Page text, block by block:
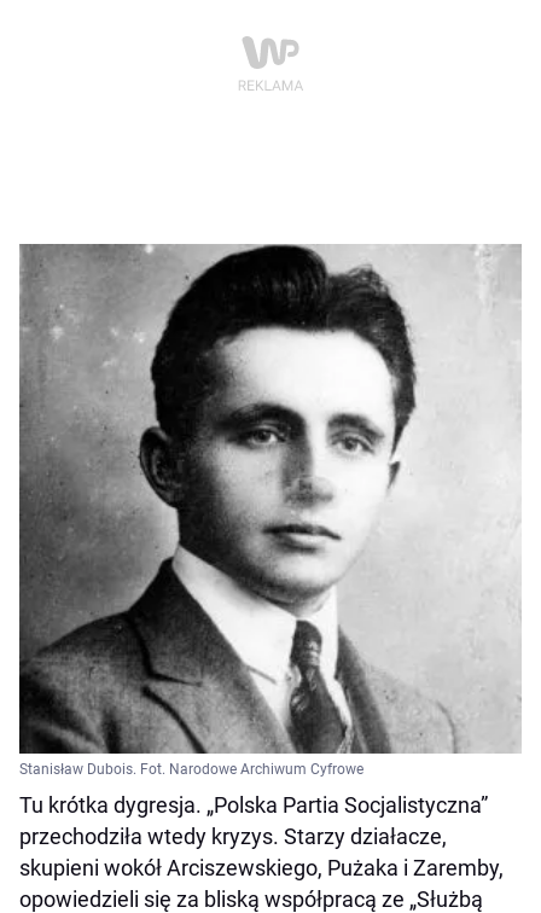
Stanisław Dubois. Fot. Narodowe Archiwum Cyfrowe
Tu krótka dygresja. „Polska Partia Socjalistyczna”
przechodziła wtedy kryzys. Starzy działacze,
skupieni wokół Arciszewskiego, Pużaka i Zaremby,
opowiedzieli się za bliską współpracą ze „Służbą